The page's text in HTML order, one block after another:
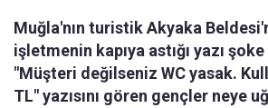
Muğla'nın turistik Akyaka
işletmenin kapıya astığı yazı
"Müşteri değilseniz WC yasak.
TL" yazısını gören gençler neye